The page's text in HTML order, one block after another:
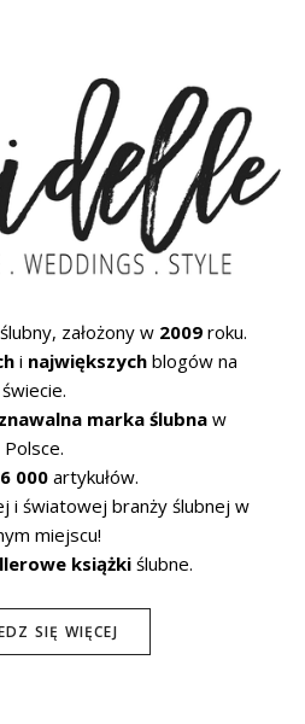
założony w 2009 roku.
i największychblogów na
świecie.
marka ślubnaw
Polsce.
000artykułów.
i światowej branży ślubnej w
miejscu!
książki ślubne.
SIĘ WIĘCEJ